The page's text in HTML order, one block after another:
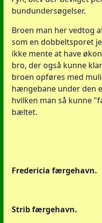
bundundersøgelser.
Broen man her vedtog
som en dobbeltsporet
ikke mente at have
bro, der også kunne
broen opføres med
hængebane under den
hvilken man så kunne
bæltet.
Fredericia færgehavn.
Strib færgehavn.